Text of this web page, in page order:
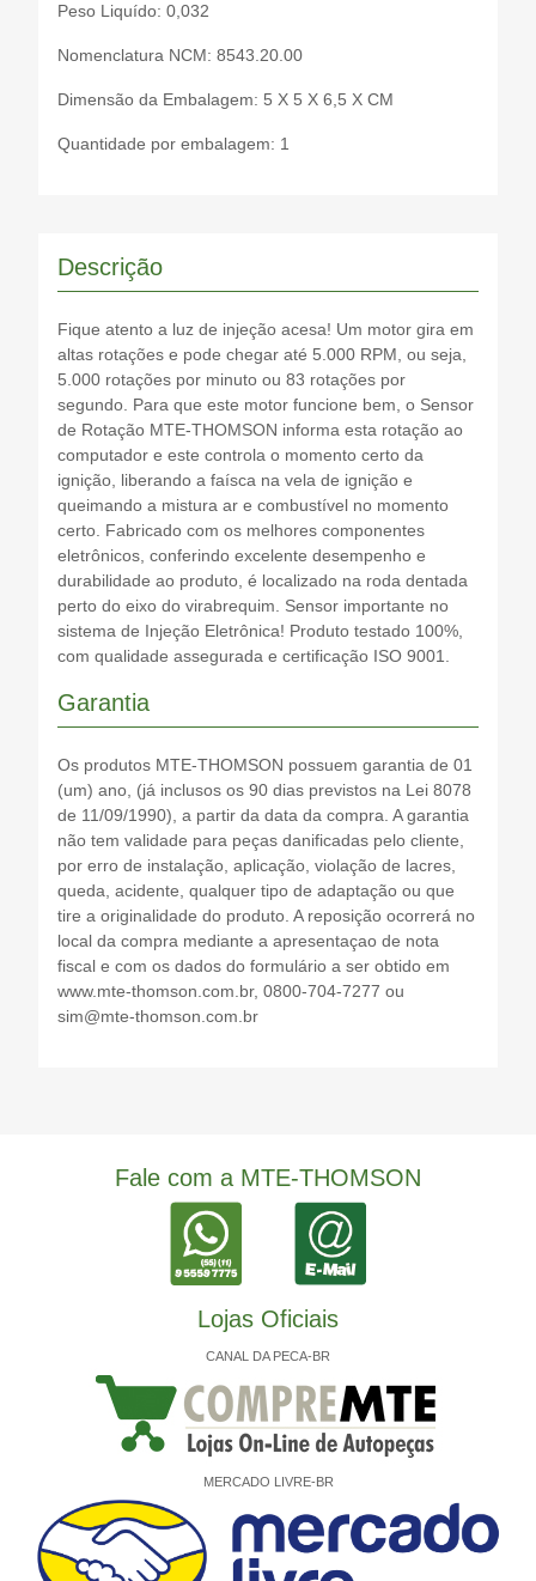
Peso Liquído: 0,032
Nomenclatura NCM: 8543.20.00
Dimensão da Embalagem: 5 X 5 X 6,5 X CM
Quantidade por embalagem: 1
Descrição
Fique atento a luz de injeção acesa! Um motor gira em
altas rotações e pode chegar até 5.000 RPM, ou seja,
5.000 rotações por minuto ou 83 rotações por
segundo. Para que este motor funcione bem, o Sensor
de Rotação MTE-THOMSON informa esta rotação ao
computador e este controla o momento certo da
ignição, liberando a faísca na vela de ignição e
queimando a mistura ar e combustível no momento
certo. Fabricado com os melhores componentes
eletrônicos, conferindo excelente desempenho e
durabilidade ao produto, é localizado na roda dentada
perto do eixo do virabrequim. Sensor importante no
sistema de Injeção Eletrônica! Produto testado 100%,
com qualidade assegurada e certificação ISO 9001.
Garantia
Os produtos MTE-THOMSON possuem garantia de 01
(um) ano, (já inclusos os 90 dias previstos na Lei 8078
de 11/09/1990), a partir da data da compra. A garantia
não tem validade para peças danificadas pelo cliente,
por erro de instalação, aplicação, violação de lacres,
queda, acidente, qualquer tipo de adaptação ou que
tire a originalidade do produto. A reposição ocorrerá no
local da compra mediante a apresentaçao de nota
fiscal e com os dados do formulário a ser obtido em
www.mte-thomson.com.br, 0800-704-7277 ou
sim@mte-thomson.com.br
Fale com a MTE-THOMSON
Lojas Oficiais
CANAL DA PECA-BR
MERCADO LIVRE-BR